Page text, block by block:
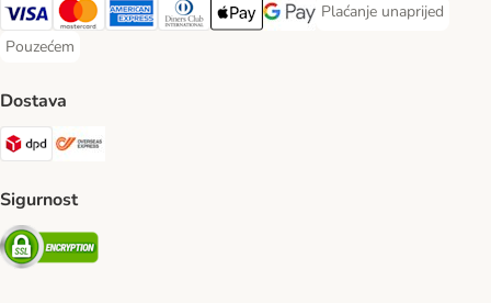
Visa Payment Method
MasterCard Payment Method
American Express Payment Method
Diners Club Payment Method
Payment MethodGoogle pay Payment Method
Plaćanje unaprijed
Plaćanje unaprijed
Pouzećem
Pouzećem Payment Method
Dostava
DPD Shipping Method
Sigurnost
Security